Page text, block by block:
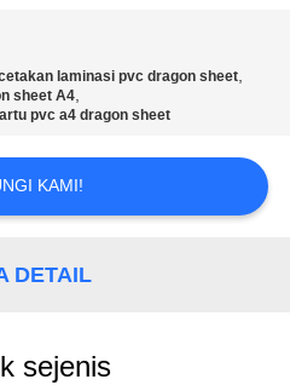
laminasi pvc dragon sheet,
sheet A4,
pvc a4 dragon sheet
KAMI!
DETAIL
sejenis